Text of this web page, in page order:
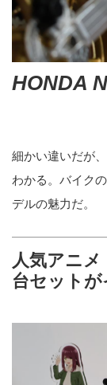
HONDA
細かい違いだが
わかる。バイク
デルの魅力だ。
人気アニ
台セットが